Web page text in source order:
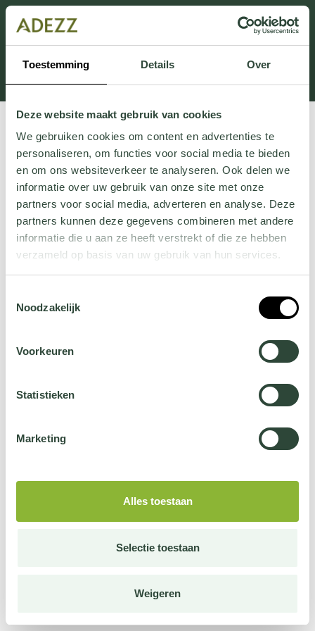
Toestemming Details Over
Deze website maakt gebruik van cookies
We gebruiken cookies om content en advertenties te
personaliseren, om functies voor social media te bieden
en om ons websiteverkeer te analyseren. Ook delen we
informatie over uw gebruik van onze site met onze
partners voor social media, adverteren en analyse. Deze
partners kunnen deze gegevens combineren met andere
informatie die u aan ze heeft verstrekt of die ze hebben
verzameld op basis van uw gebruik van hun services.
jehier.
Noodzakelijk
Voorkeuren
Statistieken
Marketing
Alles toestaan
Selectie toestaan
Weigeren
Dieser Abschnitt wird derzeit gewartet.
Wenn Sie Informationen vermissen, können Sie uns
unter +31 413 395 294 anrufen oder uns unter